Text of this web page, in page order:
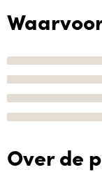
Over de